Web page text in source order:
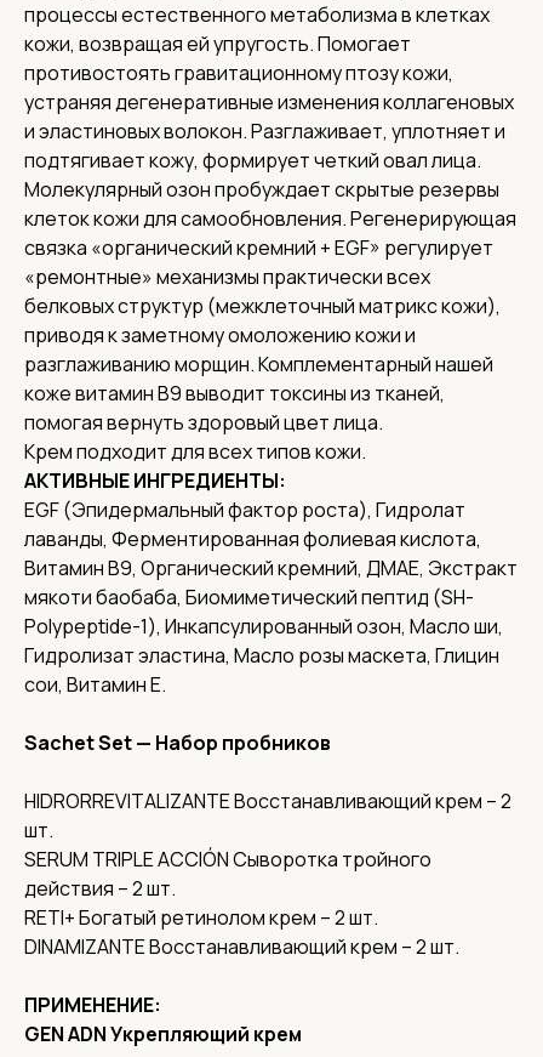
процессы естественного метаболизма в клетках
кожи, возвращая ей упругость. Помогает
противостоять гравитационному птозу кожи,
устраняя дегенеративные изменения коллагеновых
и эластиновых волокон. Разглаживает, уплотняет и
подтягивает кожу, формирует четкий овал лица.
Молекулярный озон пробуждает скрытые резервы
клеток кожи для самообновления. Регенерирующая
связка «органический кремний + EGF» регулирует
«ремонтные» механизмы практически всех
белковых структур (межклеточный матрикс кожи),
приводя к заметному омоложению кожи и
разглаживанию морщин. Комплементарный нашей
коже витамин В9 выводит токсины из тканей,
помогая вернуть здоровый цвет лица.
Крем подходит для всех типов кожи.
АКТИВНЫЕ ИНГРЕДИЕНТЫ:
EGF (Эпидермальный фактор роста), Гидролат
лаванды, Ферментированная фолиевая кислота,
Витамин В9, Органический кремний, ДМАЕ, Экстракт
мякоти баобаба, Биомиметический пептид (SH-
Polypeptide-1), Инкапсулированный озон, Масло ши,
Гидролизат эластина, Масло розы маскета, Глицин
сои, Витамин Е.
SachetSet— Набор пробников
HIDRORREVITALIZANTE Восстанавливающий крем – 2
шт.
SERUM TRIPLE ACCIÓN Сыворотка тройного
действия – 2 шт.
RETI+ Богатый ретинолом крем – 2 шт.
DINAMIZANTE Восстанавливающий крем – 2 шт.
ПРИМЕНЕНИЕ:
GEN ADN Укрепляющий крем